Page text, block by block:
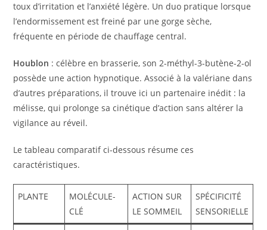
toux d’irritation et l’anxiété légère. Un duo pratique lorsque
l’endormissement est freiné par une gorge sèche,
fréquente en période de chauffage central.
Houblon : célèbre en brasserie, son 2-méthyl-3-butène-2-ol
possède une action hypnotique. Associé à la valériane dans
d’autres préparations, il trouve ici un partenaire inédit : la
mélisse, qui prolonge sa cinétique d’action sans altérer la
vigilance au réveil.
Le tableau comparatif ci-dessous résume ces
caractéristiques.
PLANTE
MOLÉCULE-
CLÉ
ACTION SUR
LE SOMMEIL
SPÉCIFICITÉ
SENSORIELLE